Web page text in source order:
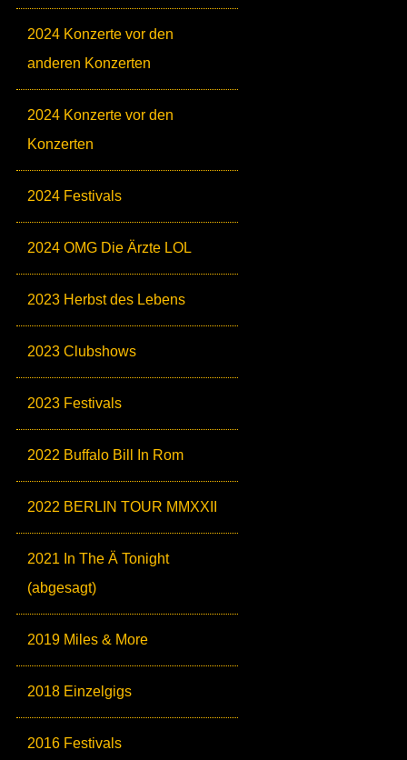
2024 Konzerte vor den
anderen Konzerten
2024 Konzerte vor den
Konzerten
2024 Festivals
2024 OMG Die Ärzte LOL
2023 Herbst des Lebens
2023 Clubshows
2023 Festivals
2022 Buffalo Bill In Rom
2022 BERLIN TOUR MMXXII
2021 In The Ä Tonight
(abgesagt)
2019 Miles & More
2018 Einzelgigs
2016 Festivals